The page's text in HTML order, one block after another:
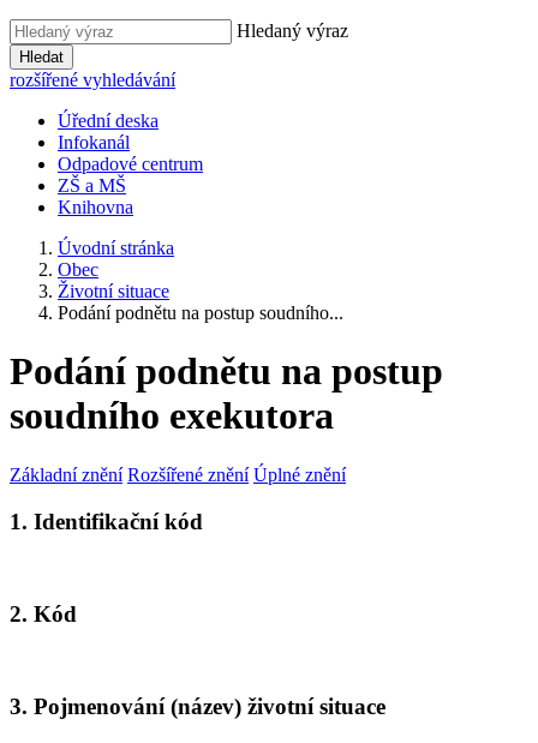
Hledaný výraz
Hledat
rozšířené vyhledávání
Úřední deska
Infokanál
Odpadové centrum
ZŠ a MŠ
Knihovna
Úvodní stránka
Obec
Životní situace
Podání podnětu na postup soudního...
Podání podnětu na postup
soudního exekutora
Základní znění Rozšířené znění Úplné znění
1. Identifikační kód
2. Kód
3. Pojmenování (název) životní situace